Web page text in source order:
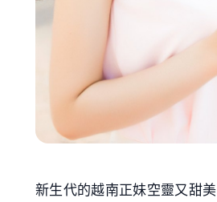
新生代的越南正妹空靈又甜美